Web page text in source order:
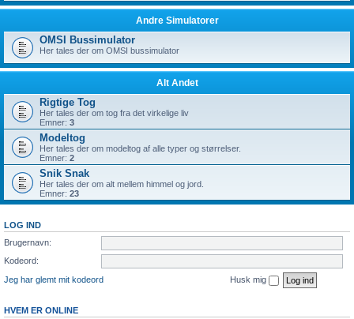
Andre Simulatorer
OMSI Bussimulator
Her tales der om OMSI bussimulator
Alt Andet
Rigtige Tog
Her tales der om tog fra det virkelige liv
Emner: 3
Modeltog
Her tales der om modeltog af alle typer og størrelser.
Emner: 2
Snik Snak
Her tales der om alt mellem himmel og jord.
Emner: 23
LOG IND
Brugernavn:
Kodeord:
Jeg har glemt mit kodeord
Husk mig
HVEM ER ONLINE